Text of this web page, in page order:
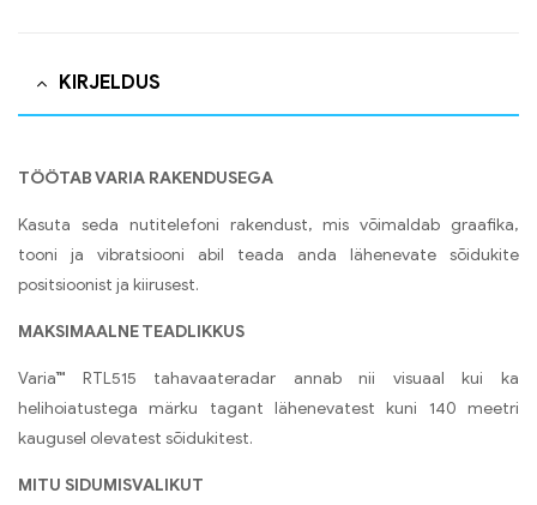
KIRJELDUS
TÖÖTAB VARIA RAKENDUSEGA
Kasuta seda nutitelefoni rakendust, mis võimaldab graafika,
tooni ja vibratsiooni abil teada anda lähenevate sõidukite
positsioonist ja kiirusest.
MAKSIMAALNE TEADLIKKUS
Varia™ RTL515 tahavaateradar annab nii visuaal kui ka
helihoiatustega märku tagant lähenevatest kuni 140 meetri
kaugusel olevatest sõidukitest.
MITU SIDUMISVALIKUT